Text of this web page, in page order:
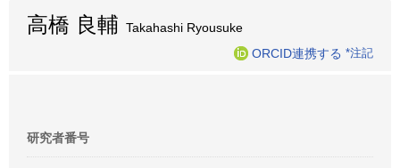
高橋 良輔 Takahashi Ryousuke
ORCID連携する *注記
研究者番号